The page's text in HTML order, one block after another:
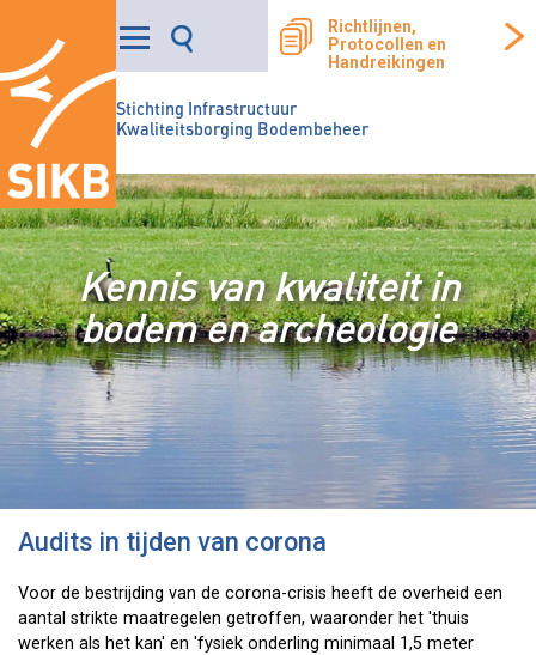
Stichting Infrastructuur
Kwaliteitsborging Bodembeheer
Richtlijnen,
Protocollen en
Handreikingen
Kennis van kwaliteit in
bodem en archeologie
Audits in tijden van corona
Voor de bestrijding van de corona-crisis heeft de overheid een
aantal strikte maatregelen getroffen, waaronder het 'thuis
werken als het kan' en 'fysiek onderling minimaal 1,5 meter